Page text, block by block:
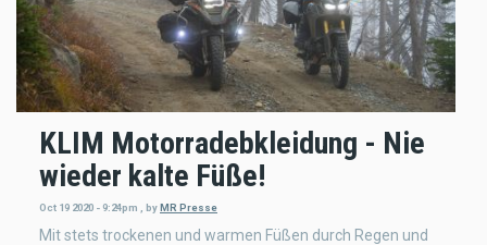
KLIM Motorradebkleidung - Nie
wieder kalte Füße!
Oct 19 2020 - 9:24pm byMR Presse
Mit stets trockenen und warmen Füßen durch Regen und